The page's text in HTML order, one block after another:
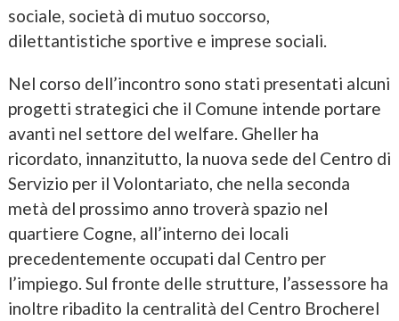
sociale, società di mutuo soccorso,
dilettantistiche sportive e imprese sociali.
Nel corso dell’incontro sono stati presentati alcuni
progetti strategici che il Comune intende portare
avanti nel settore del welfare. Gheller ha
ricordato, innanzitutto, la nuova sede del Centro di
Servizio per il Volontariato, che nella seconda
metà del prossimo anno troverà spazio nel
quartiere Cogne, all’interno dei locali
precedentemente occupati dal Centro per
l’impiego. Sul fronte delle strutture, l’assessore ha
inoltre ribadito la centralità del Centro Brocherel